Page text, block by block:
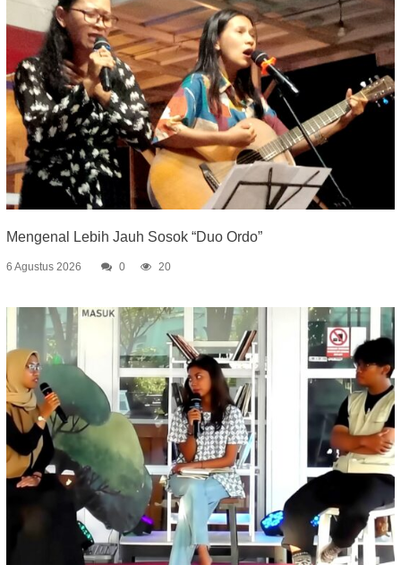
Mengenal Lebih Jauh Sosok “Duo Ordo”
6 Agustus 2026 0 20